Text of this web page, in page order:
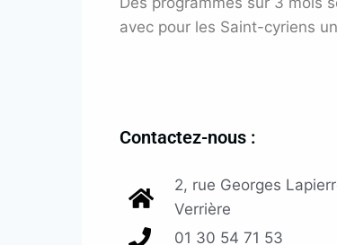
avec pour les Saint-cyriens
Contactez-nous :
2, rue Georges
Verrière
01 30 54 71 53